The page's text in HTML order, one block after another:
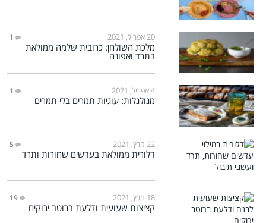
20 אפריל, 2021 1
מלכת השולחן: כרובית שלמה ממולאת
בתרד ואפונה
4 אפריל, 2021 1
מגולגלות: עוגיות תמרים בלי תמרים
22 מרץ, 2021 5
דלורית ממולאת בעדשים שחורות ותרד
18 מרץ, 2021 19
קציצות שעועית ודלעת ברוטב ירוקים